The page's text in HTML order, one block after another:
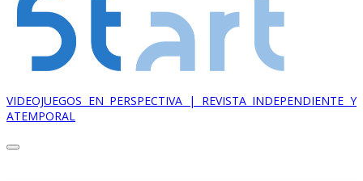
VIDEOJUEGOS EN PERSPECTIVA | REVISTA INDEPENDIENTE Y
ATEMPORAL